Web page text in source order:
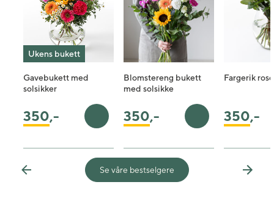
Ukens bukett
Gavebukett med
solsikker
350,- Legg i handlekurv
Blomstereng bukett
med solsikke
350,- Legg i
Fargerik
350,-
Previous Next
Se våre bestselgere